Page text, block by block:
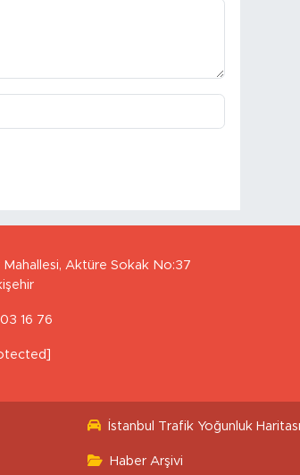
Mahallesi, Aktüre Sokak No:37
16 76
İstanbul Trafik Yoğunluk Haritası
Haber Arşivi